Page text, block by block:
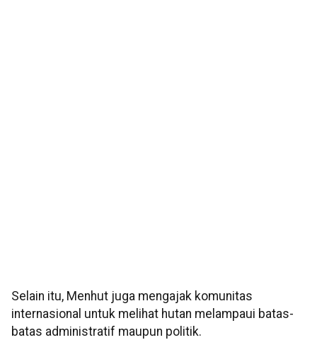
Selain itu, Menhut juga mengajak komunitas
internasional untuk melihat hutan melampaui batas-
batas administratif maupun politik.